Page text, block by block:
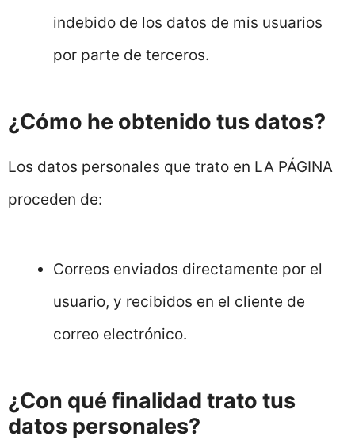
indebido de los datos de mis usuarios
por parte de terceros.
¿Cómo he obtenido tus datos?
Los datos personales que trato en LA PÁGINA
proceden de:
Correos enviados directamente por el
usuario, y recibidos en el cliente de
correo electrónico.
¿Con qué finalidad trato tus
datos personales?